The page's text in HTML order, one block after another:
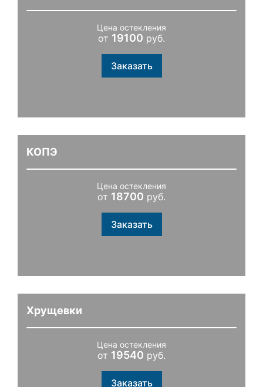
Цена остекления
от 19100 руб.
Заказать
КОПЭ
Цена остекления
от 18700 руб.
Заказать
Хрущевки
Цена остекления
от 19540 руб.
Заказать